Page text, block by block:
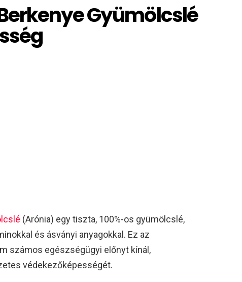
Gyümölcslé
(Arónia) egy tiszta, 100%-os gyümölcslé,
és ásványi anyagokkal. Ez az
számos egészségügyi előnyt kínál,
védekezőképességét.